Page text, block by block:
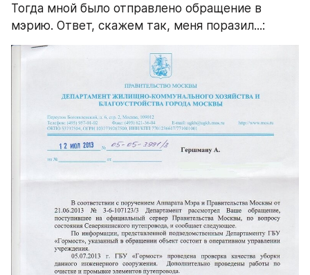
Тогда мной было отправлено обращение в
мэрию. Ответ, скажем так, меня поразил...: